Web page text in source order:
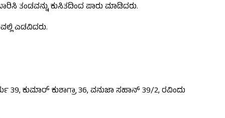
ತಂಡವನ್ನು ಕುಸಿತದಿಂದ ಪಾರು ಮಾಡಿದರು.
ಎಡವಿದರು.
ಕುಮಾರ್ ಕುಶಾಗ್ರಾ 36, ವನುಜಾ ಸಹಾನ್ 39/2, ರವಿಂದು